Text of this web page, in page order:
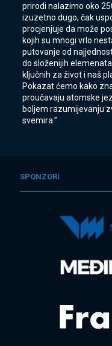
prirodi nalazimo oko
izuzetno dugo, čak
procjenjuje da može
kojih su mnogi vrlo
putovanje od
do složenijih
ključnih za život i naš
Pokazat ćemo kako
proučavaju atomske
boljem razumijevanju
svemira.”
SPONZORI